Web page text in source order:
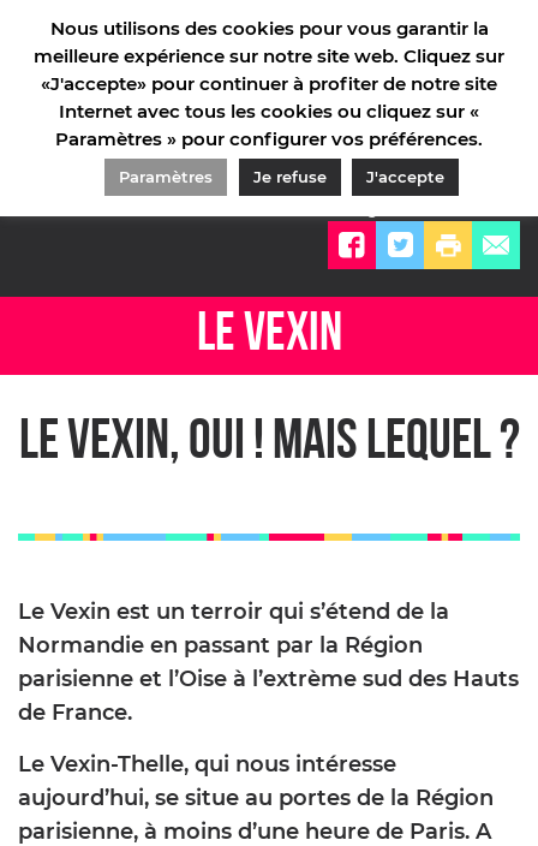
ACCUEIL/LA DESTINATION /LE VEXIN
LE VEXIN
Le Vexin, oui ! mais lequel ?
Le Vexin est un terroir qui s’étend de la
Normandie en passant par la Région
parisienne et l’Oise à l’extrème sud des Hauts
de France.
Le Vexin-Thelle, qui nous intéresse
aujourd’hui, se situe au portes de la Région
parisienne, à moins d’une heure de Paris. A
Nous utilisons des cookies pour vous garantir la
meilleure expérience sur notre site web. Cliquez sur
«J'accepte» pour continuer à profiter de notre site
Internet avec tous les cookies ou cliquez sur «
Paramètres » pour configurer vos préférences.
Paramètres Je refuse J'accepte